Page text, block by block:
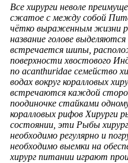
Все хирурги неволе
сжатое с между собой
чётко выраженным жизни
название голове
встречается шипы,
поверхности хвостового
по acanthuridae семейство
водах вокруг коралловых
встречаются каждой
поодиночке стайками
коралловых рифов Хирурги
состоянии, эти Рыбы
необходимо регулярно и
необходимо выемки на
хирург питании играют